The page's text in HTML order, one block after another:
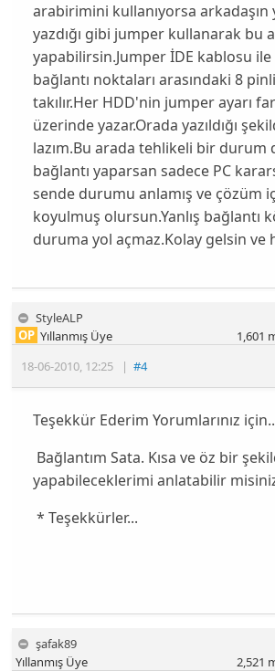
arabirimini kullanıyorsa arkadaşın
yazdığı gibi jumper kullanarak bu
yapabilirsin.Jumper İDE kablosu
bağlantı noktaları arasındaki 8
takılır.Her HDD'nin jumper ayarı
üzerinde yazar.Orada yazıldığı
lazım.Bu arada tehlikeli bir durum
bağlantı yaparsan sadece PC
sende durumu anlamış ve çözüm
koyulmuş olursun.Yanlış bağlantı
duruma yol açmaz.Kolay gelsin ve
StyleALP
18-06-2010, 12:25 |#4
OP Yıllanmış Üye 1,601
Teşekkür Ederim Yorumlarınız
Bağlantım Sata. Kısa ve öz bir
yapabileceklerimi anlatabilir
* Teşekkürler...
şafak89
Yıllanmış Üye 2,521